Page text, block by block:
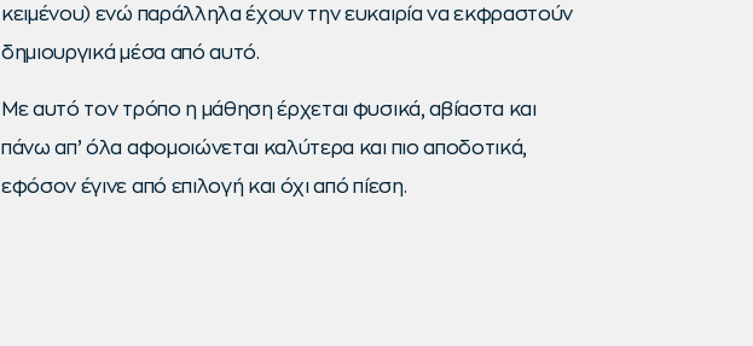
κειμένου) ενώ παράλληλα έχουν την ευκαιρία να εκφραστούν
δημιουργικά μέσα από αυτό.
Με αυτό τον τρόπο η μάθηση έρχεται φυσικά, αβίαστα και
πάνω απ’ όλα αφομοιώνεται καλύτερα και πιο αποδοτικά,
εφόσον έγινε από επιλογή και όχι από πίεση.